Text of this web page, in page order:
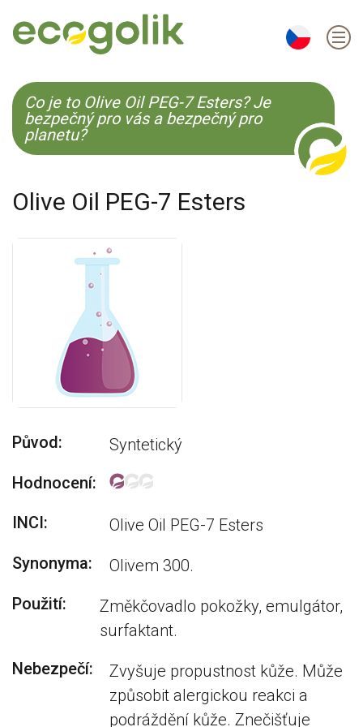
EN ES CS KO
Co je to Olive Oil PEG-7 Esters? Je
bezpečný pro vás a bezpečný pro
planetu?
Olive Oil PEG-7 Esters
Původ:
Syntetický
Hodnocení:
INCI:
Olive Oil PEG-7 Esters
Synonyma:
Olivem 300.
Použití:
Změkčovadlo pokožky, emulgátor,
surfaktant.
Nebezpečí:
Zvyšuje propustnost kůže. Může
způsobit alergickou reakci a
podráždění kůže. Znečišťuje